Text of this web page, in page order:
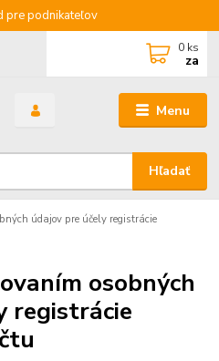
pre podnikateľov
Menu
Hľadať
0 ks
za
údajov pre účely registrácie
osobných
registrácie